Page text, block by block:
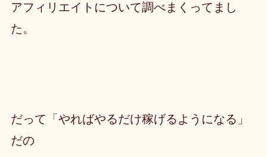
アフィリエイトについて調べまくってまし
た。
だって 「やればやるだけ稼げるようになる」
だの